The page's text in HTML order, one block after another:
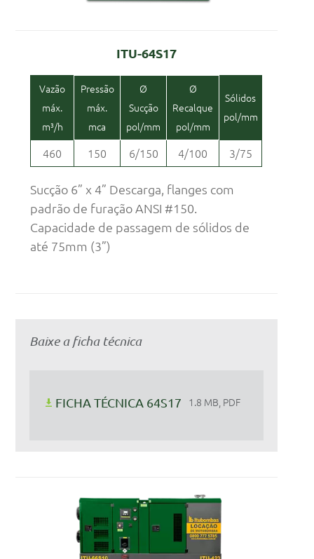
ITU-64S17
Vazão
máx.
m³/h
Pressão
máx.
mca
Ø
Sucção
pol/mm
Ø
Recalque
pol/mm
Sólidos
pol/mm
460 150 6/150 4/100 3/75
Sucção 6” x 4” Descarga, flanges com
padrão de furação ANSI #150.
Capacidade de passagem de sólidos de
até 75mm (3”)
Baixe a ficha técnica
FICHA TÉCNICA 64S17 1.8 MB, PDF